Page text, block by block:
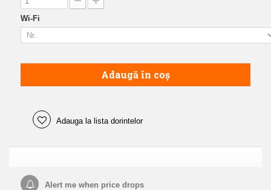
Wi-Fi
Adaugă în coș
Adauga la lista dorintelor
Alert me when price drops